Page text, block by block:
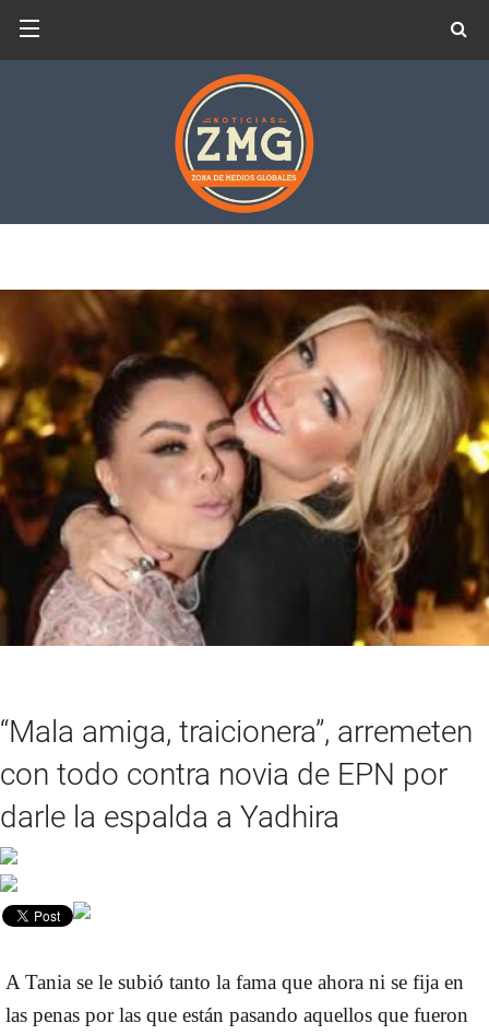
“Mala amiga, traicionera”, arremeten
con todo contra novia de EPN por
darle la espalda a Yadhira
A Tania se le subió tanto la fama que ahora ni se fija en
las penas por las que están pasando aquellos que fueron